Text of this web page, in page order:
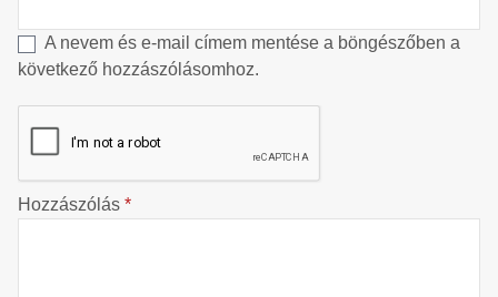
A nevem és e-mail címem mentése a böngészőben a
következő hozzászólásomhoz.
Hozzászólás *